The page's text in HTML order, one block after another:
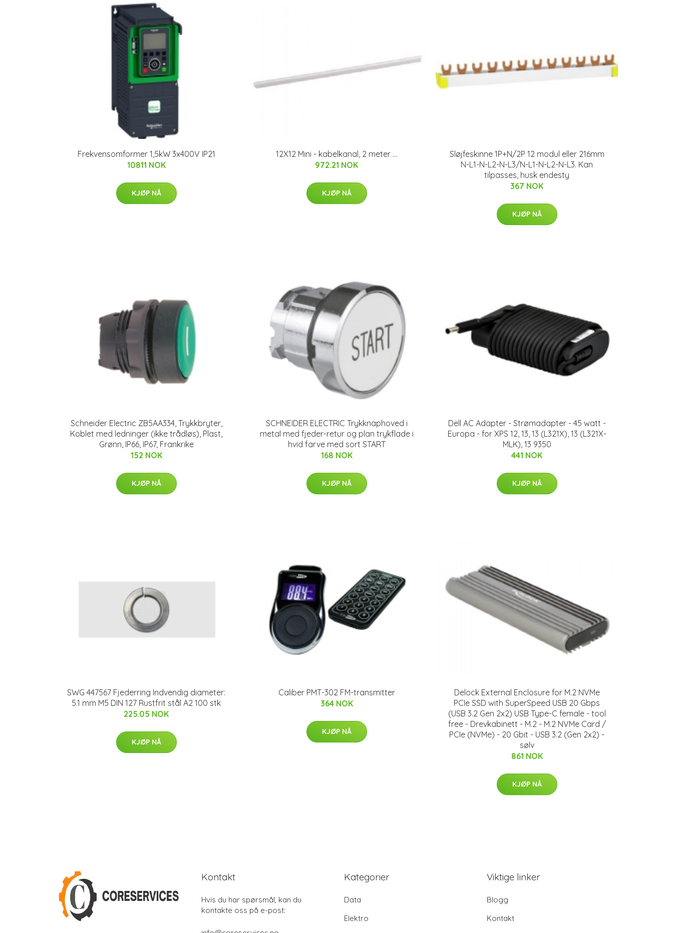
Frekvensomformer 1,5kW 3x400V IP21
10811 NOK
KJØP NÅ
12X12 Mini - kabelkanal, 2 meter ...
972.21 NOK
KJØP NÅ
Sløjfeskinne 1P+N/2P 12 modul eller 216mm
N-L1-N-L2-N-L3/N-L1-N-L2-N-L3. Kan
tilpasses, husk endesty
367 NOK
KJØP NÅ
Schneider Electric ZB5AA334, Trykkbryter,
Koblet med ledninger (ikke trådløs), Plast,
Grønn, IP66, IP67, Frankrike
152 NOK
KJØP NÅ
SCHNEIDER ELECTRIC Trykknaphoved i
metal med fjeder-retur og plan trykflade i
hvid farve med sort START
168 NOK
KJØP NÅ
Dell AC Adapter - Strømadapter - 45 watt -
Europa - for XPS 12, 13, 13 (L321X), 13 (L321X-
MLK), 13 9350
441 NOK
KJØP NÅ
SWG 447567 Fjederring Indvendig diameter:
5.1 mm M5 DIN 127 Rustfrit stål A2 100 stk
225.05 NOK
KJØP NÅ
Caliber PMT-302 FM-transmitter
364 NOK
KJØP NÅ
Delock External Enclosure for M.2 NVMe
PCIe SSD with SuperSpeed USB 20 Gbps
(USB 3.2 Gen 2x2) USB Type-C female - tool
free - Drevkabinett - M.2 - M.2 NVMe Card /
PCIe (NVMe) - 20 Gbit - USB 3.2 (Gen 2x2) -
sølv
861 NOK
KJØP NÅ
Kontakt
Hvis du har spørsmål, kan du
kontakte oss på e-post:
Kategorier
Data
Elektro
Viktige linker
Blogg
Kontakt